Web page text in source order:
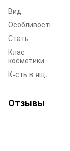
Вид
Особливості
Стать
Клас
косметики
К-сть в ящ.
Отзывы